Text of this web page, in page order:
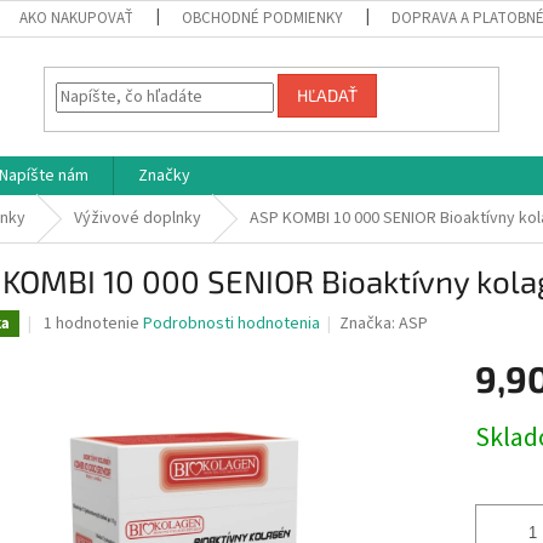
AKO NAKUPOVAŤ OBCHODNÉ PODMIENKY DOPRAVA A PLATOBNÉ
HĽADAŤ
Napíšte nám
Značky
Výživové doplnky ASP KOMBI 10 000 SENIOR Bioaktívny
10 000 SENIOR Bioaktívny
Priemerné
hviezdičiek.
1 hodnotenie Podrobnosti hodnotenia Značka:ASP
cena: